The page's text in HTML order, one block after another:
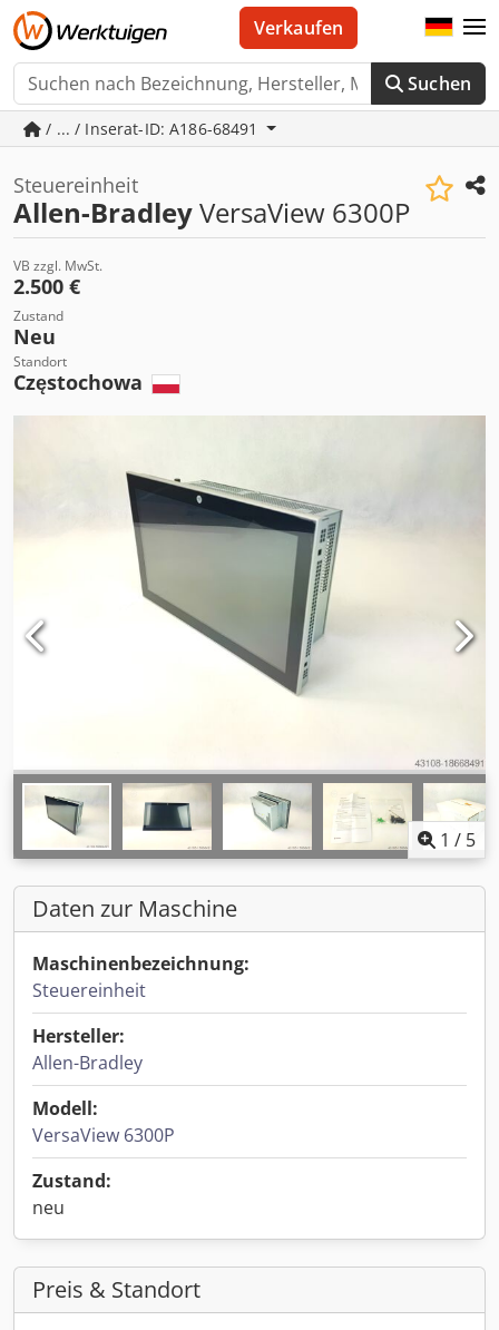
Suchen
Verkaufen
/ ... / Inserat-ID: A186-68491
Steuereinheit
Allen-BradleyVersaView 6300P
VB zzgl. MwSt.
2.500 €
Zustand
Neu
Standort
Częstochowa
1 / 5
Daten zur Maschine
Maschinenbezeichnung:
Steuereinheit
Hersteller:
Allen-Bradley
Modell:
VersaView 6300P
Zustand:
neu
Preis & Standort